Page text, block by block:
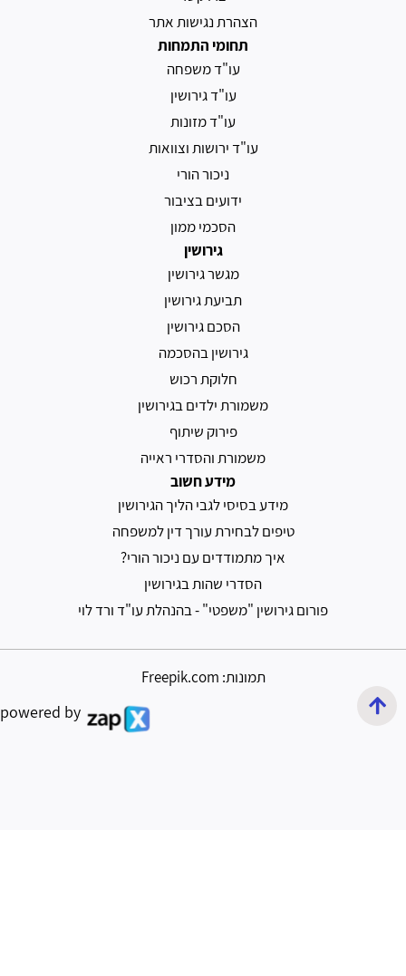
הצהרת נגישות אתר
תחומי התמחות
עו"ד משפחה
עו"ד גירושין
עו"ד מזונות
עו"ד ירושות וצוואות
ניכור הורי
ידועים בציבור
הסכמי ממון
גירושין
מגשר גירושין
תביעת גירושין
הסכם גירושין
גירושין בהסכמה
חלוקת רכוש
משמורת ילדים בגירושין
פירוק שיתוף
משמורת והסדרי ראייה
מידע חשוב
מידע בסיסי לגבי הליך הגירושין
טיפים לבחירת עורך דין למשפחה
איך מתמודדים עם ניכור הורי?
הסדרי שהות בגירושין
פורום גירושין "משפטי" - בהנהלת עו"ד ורד לוי
תמונות: Freepik.com
powered by